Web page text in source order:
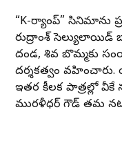
“K-ర్యాంప్” సినిమాను
రుద్రాంశ్ సెల్యులాయిడ్
దండ, శివ బొమ్మకు
దర్శకత్వం
ఇతర కీలక పాత్రల్లో
మురళీధర్ గౌడ్ తమ